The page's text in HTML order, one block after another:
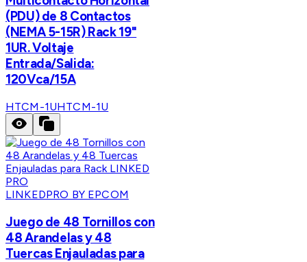
(PDU) de 8 Contactos
(NEMA 5-15R) Rack 19"
1UR. Voltaje
Entrada/Salida:
120Vca/15A
HTCM-1UHTCM-1U
LINKEDPRO BY EPCOM
Juego de 48 Tornillos con
48 Arandelas y 48
Tuercas Enjauladas para